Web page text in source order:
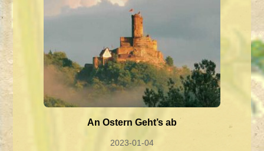
An Ostern Geht’s ab
2023-01-04